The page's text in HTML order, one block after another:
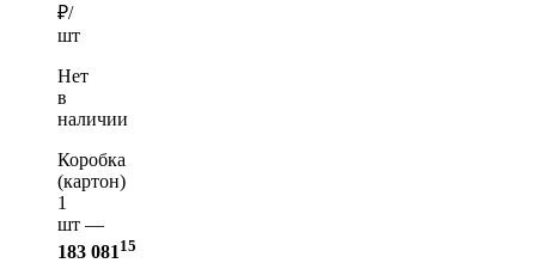
₽/
шт
Нет
в
наличии
Коробка
(картон)
1
шт —
183 081 15